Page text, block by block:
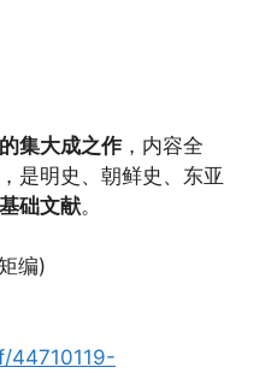
集大成之作，内容全
是明史、朝鲜史、东亚
础文献。
编)
44710119-